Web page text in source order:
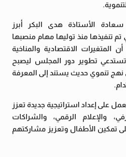
الأستاذة هدى البكر أبرز
تنفيذها منذ توليها مهام منصبها
مؤكدة أن المتغيرات الاقتصادية والمناخية
تستدعي تطوير دور المجلس ليصبح
نهج تنموي حديث يستند إلى المعرفة
على إعداد استراتيجية جديدة تعزز
والإعلام الرقمي، والشراكات
على تمكين الأطفال وتعزيز مشاركتهم